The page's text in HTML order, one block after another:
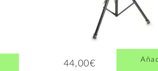
44,00€